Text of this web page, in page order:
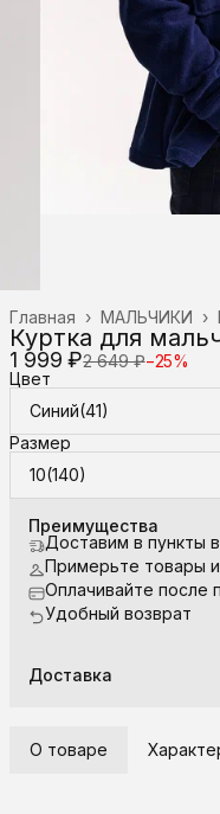
МАЛЬЧИКИ ›
Главная ›
Куртка для
1 999 ₽2 649 ₽−25%
Цвет
Синий(41)
Размер
10(140)
Преимущества
Доставим в пункты
Примерьте товары
Оплачивайте после
Удобный возврат
Доставка
О товаре